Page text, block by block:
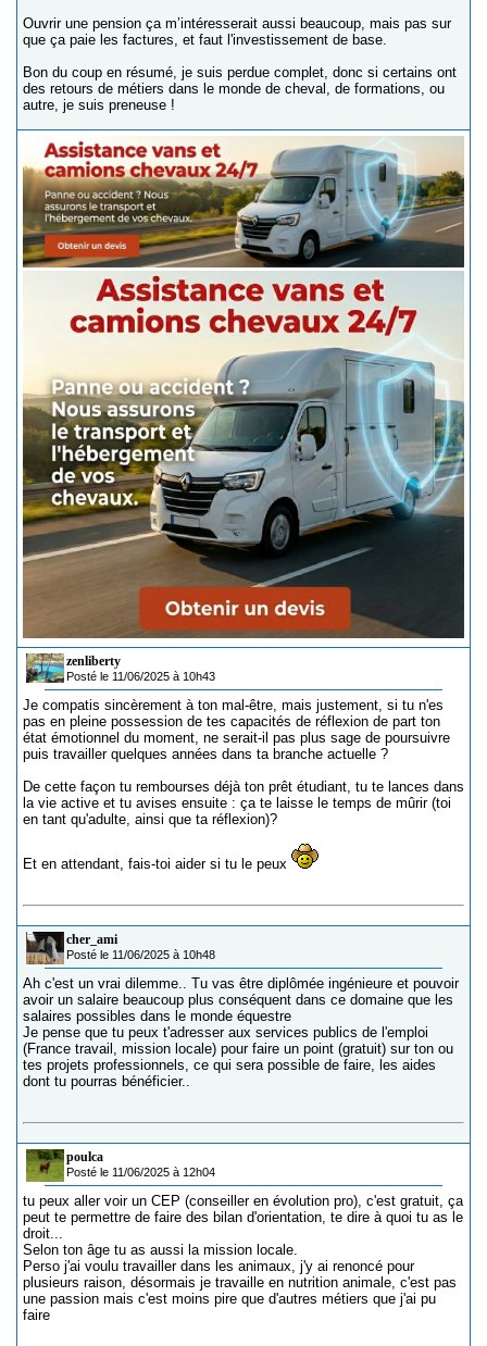
Ouvrir une pension ça m’intéresserait aussi beaucoup, mais pas sur
que ça paie les factures, et faut l'investissement de base.
Bon du coup en résumé, je suis perdue complet, donc si certains ont
des retours de métiers dans le monde de cheval, de formations, ou
autre, je suis preneuse !
zenliberty
Posté le 11/06/2025 à 10h43
Je compatis sincèrement à ton mal-être, mais justement, si tu n'es
pas en pleine possession de tes capacités de réflexion de part ton
état émotionnel du moment, ne serait-il pas plus sage de poursuivre
puis travailler quelques années dans ta branche actuelle ?
De cette façon tu rembourses déjà ton prêt étudiant, tu te lances dans
la vie active et tu avises ensuite : ça te laisse le temps de mûrir (toi
en tant qu'adulte, ainsi que ta réflexion)?
Et en attendant, fais-toi aider si tu le peux
cher_ami
Posté le 11/06/2025 à 10h48
Ah c'est un vrai dilemme.. Tu vas être diplômée ingénieure et pouvoir
avoir un salaire beaucoup plus conséquent dans ce domaine que les
salaires possibles dans le monde équestre
Je pense que tu peux t'adresser aux services publics de l'emploi
(France travail, mission locale) pour faire un point (gratuit) sur ton ou
tes projets professionnels, ce qui sera possible de faire, les aides
dont tu pourras bénéficier..
poulca
Posté le 11/06/2025 à 12h04
tu peux aller voir un CEP (conseiller en évolution pro), c'est gratuit, ça
peut te permettre de faire des bilan d'orientation, te dire à quoi tu as le
droit...
Selon ton âge tu as aussi la mission locale.
Perso j'ai voulu travailler dans les animaux, j'y ai renoncé pour
plusieurs raison, désormais je travaille en nutrition animale, c'est pas
une passion mais c'est moins pire que d'autres métiers que j'ai pu
faire